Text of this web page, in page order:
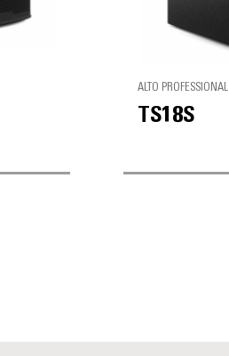
ALTO PROFESSIONAL
TS18S